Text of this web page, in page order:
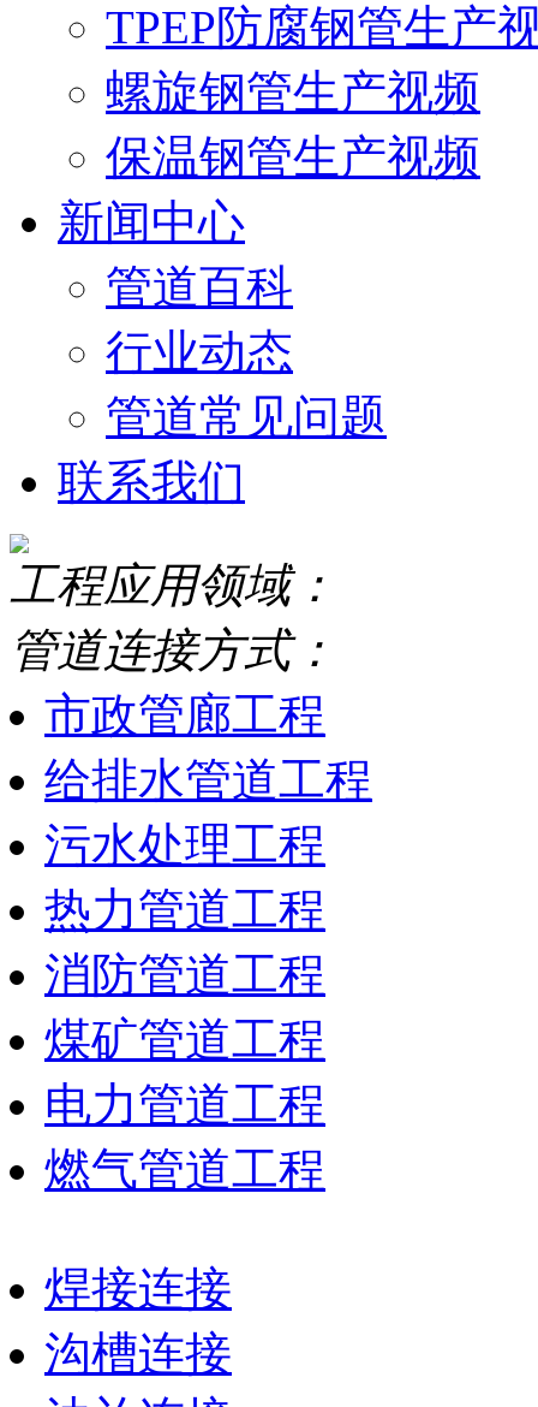
TPEP防腐钢管生产
螺旋钢管生产视频
保温钢管生产视频
新闻中心
管道百科
行业动态
管道常见问题
联系我们
工程应用领域：
管道连接方式：
市政管廊工程
给排水管道工程
污水处理工程
热力管道工程
消防管道工程
煤矿管道工程
电力管道工程
燃气管道工程
焊接连接
沟槽连接